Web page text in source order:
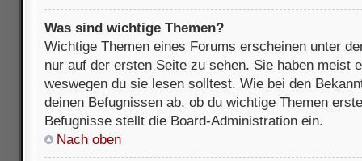
Was sind wichtige Themen?
Wichtige Themen eines Forums erscheinen unter
nur auf der ersten Seite zu sehen. Sie haben meist
weswegen du sie lesen solltest. Wie bei den
deinen Befugnissen ab, ob du wichtige Themen
Befugnisse stellt die Board-Administration ein.
Nach oben